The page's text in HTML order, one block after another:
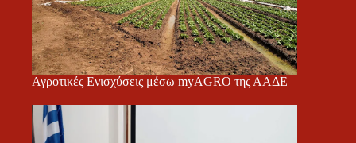
Αγροτικές Ενισχύσεις μέσω myAGRO της ΑΑΔΕ